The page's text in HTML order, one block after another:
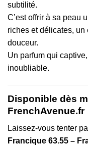
subtilité.
C’est offrir à sa peau
riches et délicates,
douceur.
Un parfum qui
inoubliable.
Disponible dès
FrenchAvenue.fr
Laissez-vous tenter
Francique 63.55 –